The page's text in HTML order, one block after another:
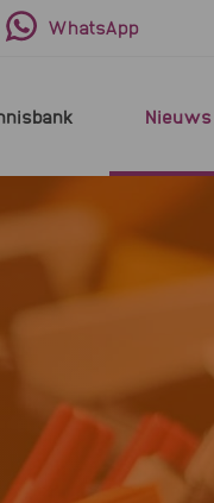
WhatsApp
Nieuws